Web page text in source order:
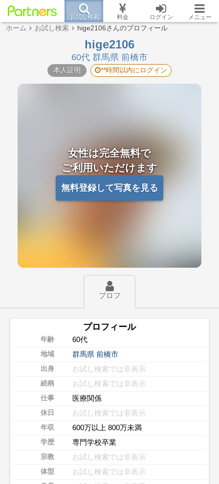
お試し検索 料金 ログイン メニュー
ホーム お試し検索 hige2106さんのプロフィール
hige2106
60代 群馬県 前橋市
本人証明 **時間以内にログイン
女性は完全無料で
ご利用いただけます
無料登録して写真を見る
プロフ
プロフィール
年齢 60代
地域 群馬県 前橋市
出身 お試し検索では非表示
続柄 お試し検索では非表示
仕事 医療関係
休日 お試し検索では非表示
年収 600万以上 800万未満
学歴 専門学校卒業
宗教 お試し検索では非表示
体型 お試し検索では非表示